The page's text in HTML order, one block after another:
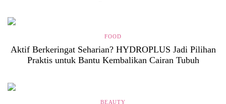
FOOD
Aktif Berkeringat Seharian? HYDROPLUS Jadi Pilihan
Praktis untuk Bantu Kembalikan Cairan Tubuh
BEAUTY